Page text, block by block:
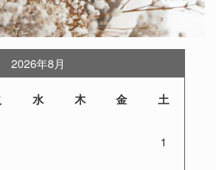
2026年8月
水 木 金 土
1